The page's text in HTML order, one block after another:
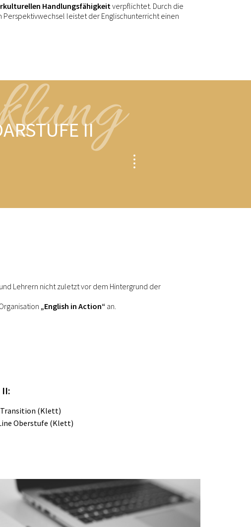
Handlungsfähigkeit verpflichtet. Durch die
leistet der Englischunterricht einen
II
Lehrern nicht zuletzt vor dem Hintergrund der
„English in Action“ an.
Transition (Klett)
Oberstufe (Klett)